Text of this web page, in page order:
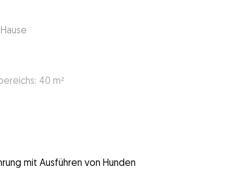
40 m²
mit Ausführen von Hunden